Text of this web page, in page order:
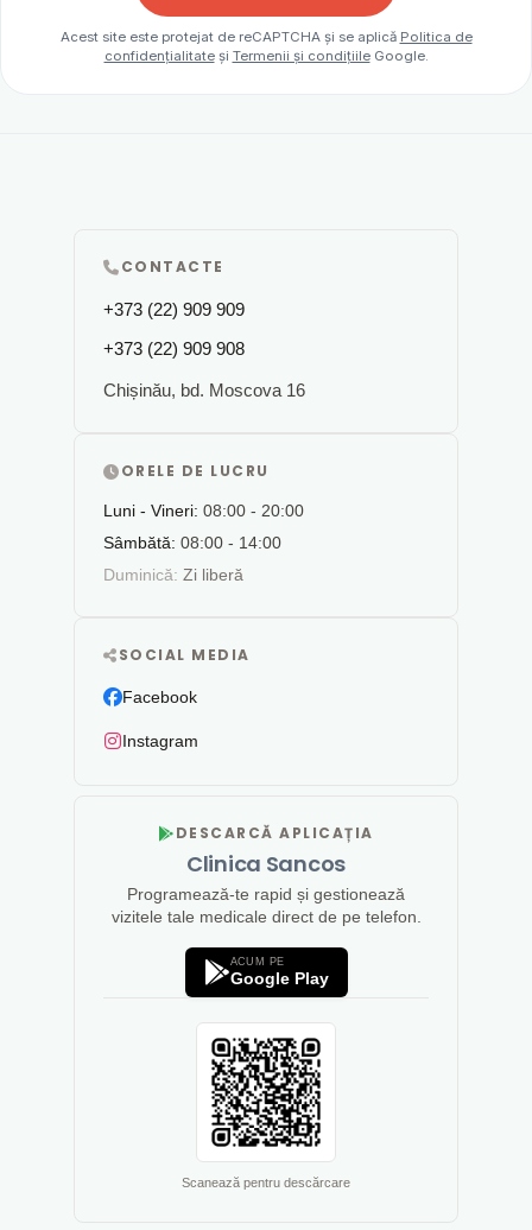
Acest site este protejat de reCAPTCHA și se aplică Politica de
confidențialitateși Termenii și condițiileGoogle.
CONTACTE
+373 (22) 909 909
+373 (22) 909 908
Chișinău, bd. Moscova 16
ORELE DE LUCRU
Luni - Vineri: 08:00 - 20:00
Sâmbătă: 08:00 - 14:00
Duminică: Zi liberă
SOCIAL MEDIA
Facebook
Instagram
DESCARCĂ APLICAȚIA
Clinica Sancos
Programează-te rapid și gestionează
vizitele tale medicale direct de pe telefon.
ACUM PE
Google Play
Scanează pentru descărcare